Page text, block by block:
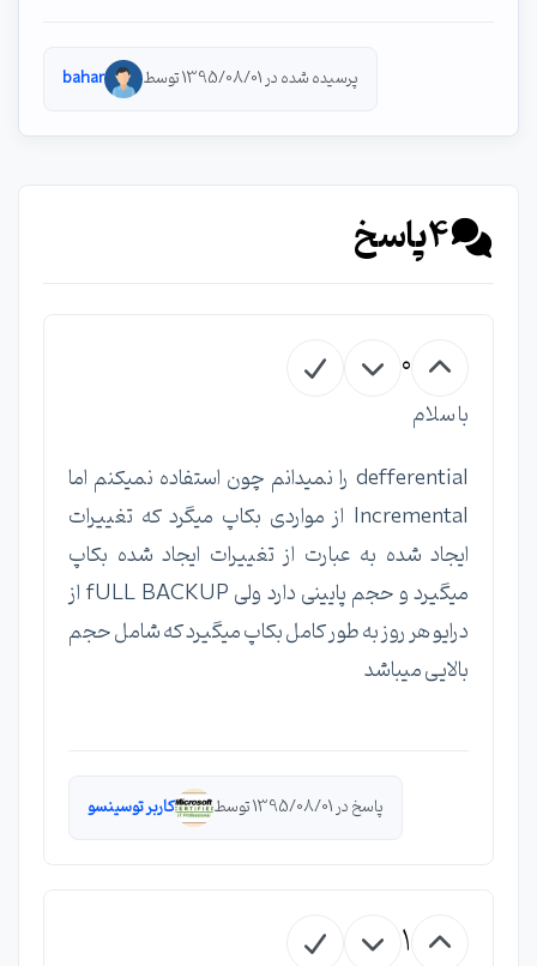
پرسیده شده در 1395/08/01 توسط bahar
4پاسخ
0
با سلام
defferential را نمیدانم چون استفاده نمیکنم اما
Incremental از مواردی بکاپ میگرد که تغییرات
ایجاد شده به عبارت از تغییرات ایجاد شده بکاپ
میگیرد و حجم پایینی دارد ولی fULL BACKUP از
درایو هر روز به طور کامل بکاپ میگیرد که شامل حجم
بالایی میباشد
پاسخ در 1395/08/01 توسط کاربر توسینسو
1